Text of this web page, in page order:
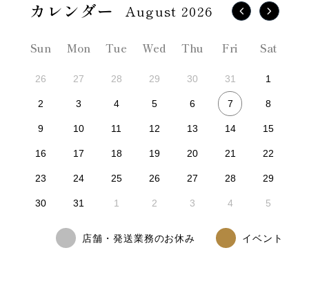
August 2026
Sun Mon Tue Wed Thu Fri Sat
26 27 28 29 30 31 1
2 3 4 5 6 7 8
9 10 11 12 13 14 15
16 17 18 19 20 21 22
23 24 25 26 27 28 29
30 31 1 2 3 4 5
店舗・発送業務のお休み イベント